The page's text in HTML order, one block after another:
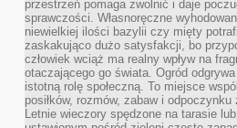
przestrzeń pomaga zwolnić i daje
sprawczości. Własnoręczne
niewielkiej ilości bazylii czy mięty
zaskakująco dużo satysfakcji, bo
człowiek wciąż ma realny wpływ na
otaczającego go świata. Ogród
istotną rolę społeczną. To miejsce
posiłków, rozmów, zabaw i
Letnie wieczory spędzone na tarasie